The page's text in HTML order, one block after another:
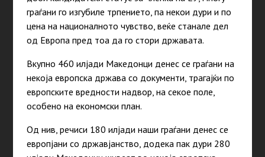
граѓани го изгубиле трпението, па некои дури и по
цена на националното чувство, веќе станале дел
од Европа пред тоа да го стори државата.
Вкупно 460 илјади Македонци денес се граѓани на
некоја европска држава со документи, трагајќи по
европските вредности надвор, на секое поле,
особено на економски план.
Од нив, речиси 180 илјади наши граѓани денес се
европјани со државјанство, додека пак дури 280